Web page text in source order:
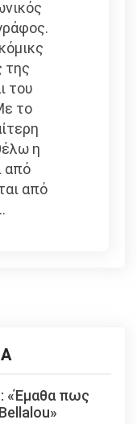
της
του
το
η
από
από
«Έμαθα πως